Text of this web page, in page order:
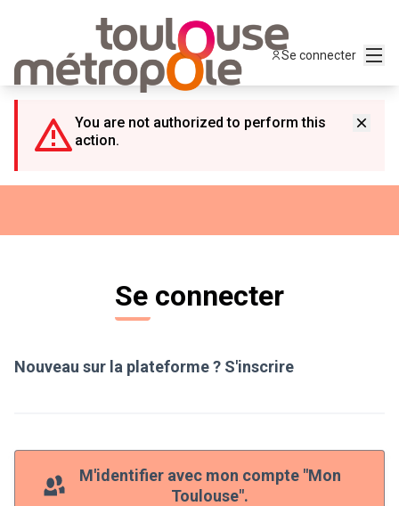
Se connecter
You are not authorized to perform this
action.
Se connecter
Nouveau sur la plateforme ? S'inscrire
M'identifier avec mon compte "Mon
Toulouse".